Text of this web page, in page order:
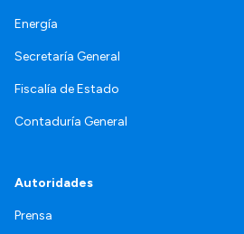
Energía
Secretaría General
Fiscalía de Estado
Contaduría General
Autoridades
Prensa